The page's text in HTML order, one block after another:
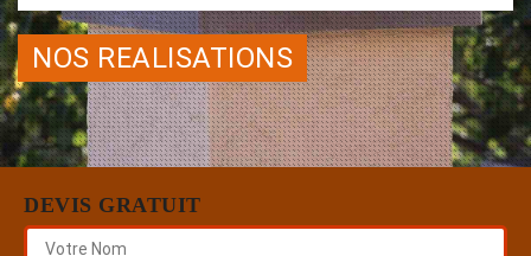
NOS REALISATIONS
DEVIS GRATUIT